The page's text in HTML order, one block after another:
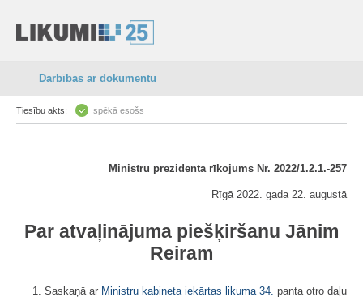
Darbības ar dokumentu
Tiesību akts: spēkā esošs
Ministru prezidenta rīkojums Nr. 2022/1.2.1.-257
Rīgā 2022. gada 22. augustā
Par atvaļinājuma piešķiršanu Jānim
Reiram
1. Saskaņā ar Ministru kabineta iekārtas likuma 34. panta otro daļu